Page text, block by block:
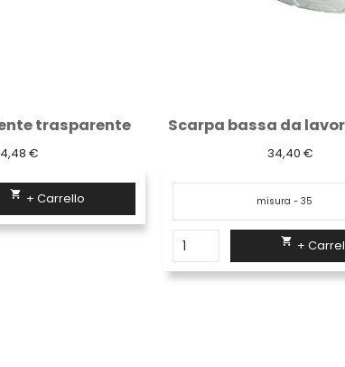
Scarpa bassa da lavoro antifortunistica...
34,40 € 47,91 €
 +